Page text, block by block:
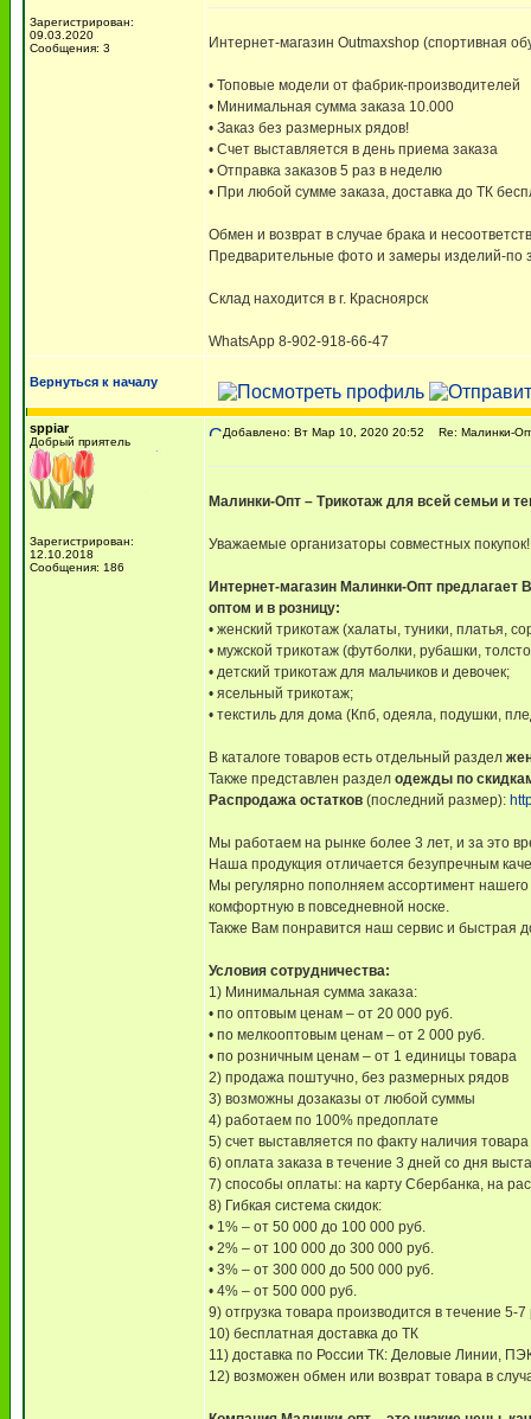
Зарегистрирован:
09.03.2020
Сообщения: 3
Интернет-магазин Outmaxshop (спортивная
• Топовые модели от фабрик-производителей
• Минимальная сумма заказа 10.000
• Заказ без размерных рядов!
• Счет выставляется в день приема заказа
• Отправка заказов 5 раз в неделю
• При любой сумме заказа, доставка до ТК
Обмен и возврат в случае брака и
Предварительные фото и замеры изделий-по
Склад находится в г. Красноярск
WhatsApp 8-902-918-66-47
Вернуться к началу
sppiar
Добрый приятель
Зарегистрирован:
12.10.2018
Сообщения: 186
Добавлено: Вт Мар 10, 2020 20:52 Re: Малинки-
Малинки-Опт – Трикотаж для всей семьи и
Уважаемые организаторы совместных покупок!
Интернет-магазин Малинки-Опт предлагает
оптом и в розницу:
• женский трикотаж (халаты, туники, платья,
• мужской трикотаж (футболки, рубашки,
• детский трикотаж для мальчиков и девочек;
• ясельный трикотаж;
• текстиль для дома (Кпб, одеяла, подушки,
В каталоге товаров есть отдельный раздел
Также представлен раздел одежды по
Распродажа остатков (последний размер):
Мы работаем на рынке более 3 лет, и за это
Наша продукция отличается безупречным
Мы регулярно пополняем ассортимент
комфортную в повседневной носке.
Также Вам понравится наш сервис и быстрая
Условия сотрудничества:
1) Минимальная сумма заказа:
• по оптовым ценам – от 20 000 руб.
• по мелкооптовым ценам – от 2 000 руб.
• по розничным ценам – от 1 единицы товара
2) продажа поштучно, без размерных рядов
3) возможны дозаказы от любой суммы
4) работаем по 100% предоплате
5) счет выставляется по факту наличия
6) оплата заказа в течение 3 дней со дня
7) способы оплаты: на карту Сбербанка, на
8) Гибкая система скидок:
• 1% – от 50 000 до 100 000 руб.
• 2% – от 100 000 до 300 000 руб.
• 3% – от 300 000 до 500 000 руб.
• 4% – от 500 000 руб.
9) отгрузка товара производится в течение 5-
10) бесплатная доставка до ТК
11) доставка по России ТК: Деловые Линии,
12) возможен обмен или возврат товара в